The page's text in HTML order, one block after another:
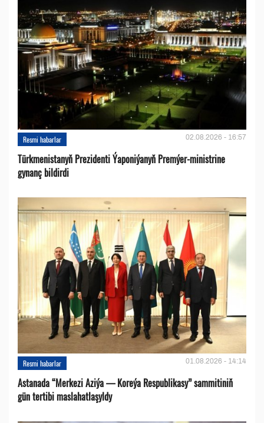
Resmi habarlar 02.08.2026 - 16:57
Türkmenistanyň Prezidenti Ýaponiýanyň Premýer-ministrine
gynanç bildirdi
Resmi habarlar 01.08.2026 - 14:14
Astanada “Merkezi Aziýa — Koreýa Respublikasy” sammitiniň
gün tertibi maslahatlaşyldy